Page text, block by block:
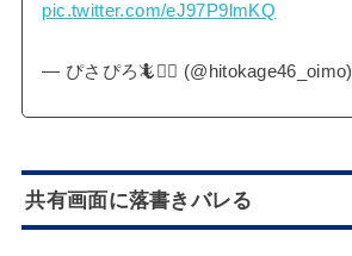
pic.twitter.com/eJ97P9lmKQ
— ぴさぴろ🦎🧜‍♂️ (@hitokage46_oimo)
共有画面に落書きバレる